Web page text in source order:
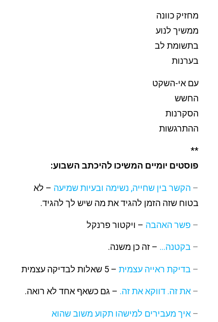
מחזיק כוונה
ממשיך לנוע
בתשומת לב
בערנות
עם אי-השקט
החשש
הסקרנות
ההתרגשות
**
פוסטים יומיים המשיכו להיכתב השבוע:
– הקשר בין שחייה, נשימה ובעיות שמיעה – לא
בטוח שזה הזמן להגיד את מה שיש לך להגיד.
– פשר האהבה – ויקטור פרנקל
– בקטנה… – זה כן משנה.
– בדיקת ראייה עצמית – 5 שאלות לבדיקה עצמית
– את זה. דווקא את זה. – גם כשאף אחד לא רואה.
– איך מעבירים למישהו תקוע משוב שהוא